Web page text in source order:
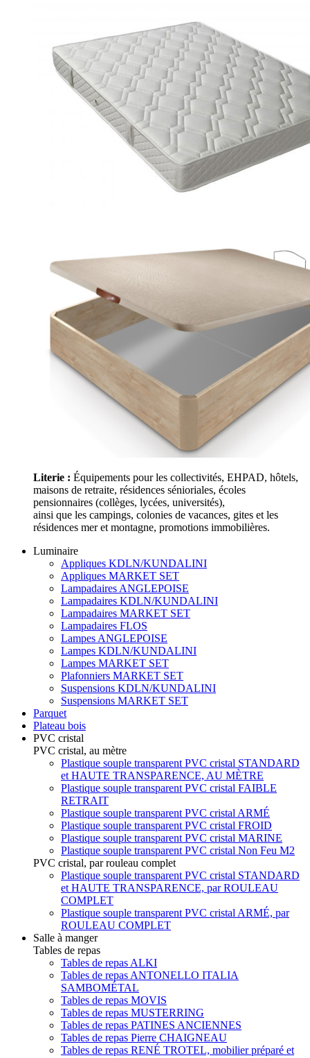
Literie : Équipements pour les collectivités, EHPAD, hôtels,
maisons de retraite, résidences sénioriales, écoles
pensionnaires (collèges, lycées, universités),
ainsi que les campings, colonies de vacances, gites et les
résidences mer et montagne, promotions immobilières.
Luminaire
Appliques KDLN/KUNDALINI
Appliques MARKET SET
Lampadaires ANGLEPOISE
Lampadaires KDLN/KUNDALINI
Lampadaires MARKET SET
Lampadaires FLOS
Lampes ANGLEPOISE
Lampes KDLN/KUNDALINI
Lampes MARKET SET
Plafonniers MARKET SET
Suspensions KDLN/KUNDALINI
Suspensions MARKET SET
Parquet
Plateau bois
PVC cristal
PVC cristal, au mètre
Plastique souple transparent PVC cristal STANDARD
et HAUTE TRANSPARENCE, AU MÈTRE
Plastique souple transparent PVC cristal FAIBLE
RETRAIT
Plastique souple transparent PVC cristal ARMÉ
Plastique souple transparent PVC cristal FROID
Plastique souple transparent PVC cristal MARINE
Plastique souple transparent PVC cristal Non Feu M2
PVC cristal, par rouleau complet
Plastique souple transparent PVC cristal STANDARD
et HAUTE TRANSPARENCE, par ROULEAU
COMPLET
Plastique souple transparent PVC cristal ARMÉ, par
ROULEAU COMPLET
Salle à manger
Tables de repas
Tables de repas ALKI
Tables de repas ANTONELLO ITALIA
SAMBOMÉTAL
Tables de repas MOVIS
Tables de repas MUSTERRING
Tables de repas PATINES ANCIENNES
Tables de repas Pierre CHAIGNEAU
Tables de repas RENÉ TROTEL, mobilier préparé et